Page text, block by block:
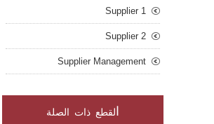
Supplier 1
Supplier 2
Supplier Management
لقطع ذات الصلة